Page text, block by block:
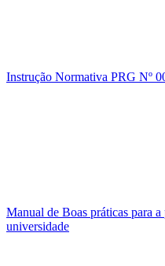
Instrução Normativa PRG Nº
Manual de Boas práticas para
universidade